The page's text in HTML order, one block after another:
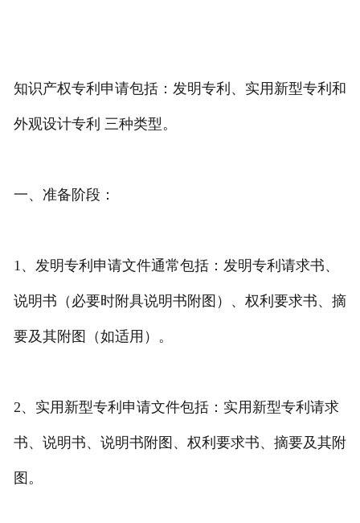
知识产权专利申请包括：发明专利、实用新型专利和
外观设计专利 三种类型。
一、准备阶段：
1、发明专利申请文件通常包括：发明专利请求书、
说明书（必要时附具说明书附图）、权利要求书、摘
要及其附图（如适用）。
2、实用新型专利申请文件包括：实用新型专利请求
书、说明书、说明书附图、权利要求书、摘要及其附
图。